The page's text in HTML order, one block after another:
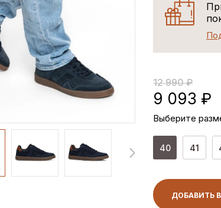
12 990 ₽
9 093 ₽
Выберите
40 41
ДОБАВИТЬ